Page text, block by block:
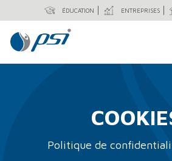
ÉDUCATION ENTREPRISES
Politique de